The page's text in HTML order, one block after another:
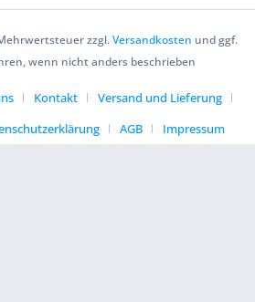
zzgl.Versandkosten und ggf.
wenn nicht anders beschrieben
Kontakt
Versand und Lieferung
AGB Impressum